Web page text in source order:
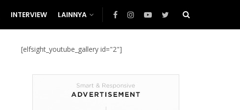
INTERVIEW LAINNYA
[elfsight_youtube_gallery id="2"]